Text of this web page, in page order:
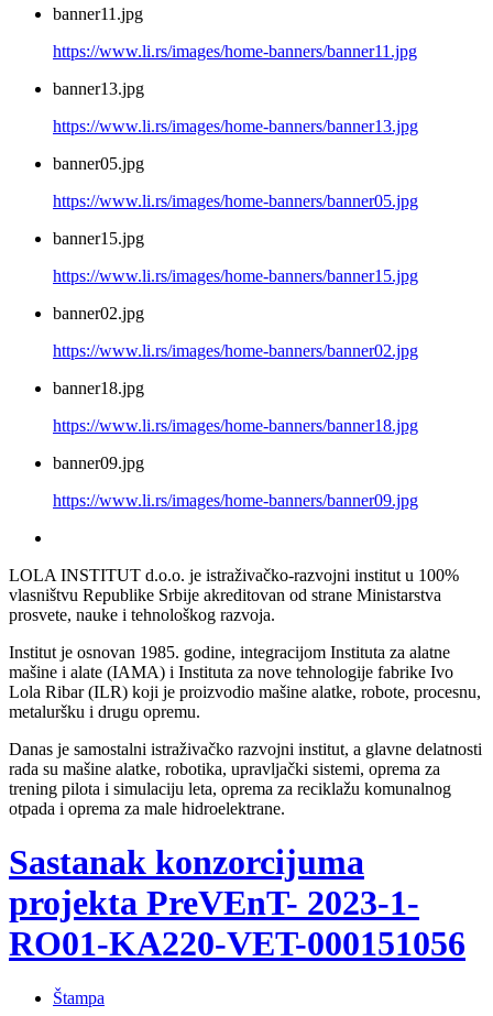
banner11.jpg
https://www.li.rs/images/home-banners/banner11.jpg
banner13.jpg
https://www.li.rs/images/home-banners/banner13.jpg
banner05.jpg
https://www.li.rs/images/home-banners/banner05.jpg
banner15.jpg
https://www.li.rs/images/home-banners/banner15.jpg
banner02.jpg
https://www.li.rs/images/home-banners/banner02.jpg
banner18.jpg
https://www.li.rs/images/home-banners/banner18.jpg
banner09.jpg
https://www.li.rs/images/home-banners/banner09.jpg
LOLA INSTITUT d.o.o. je istraživačko-razvojni institut u 100%
vlasništvu Republike Srbije akreditovan od strane Ministarstva
prosvete, nauke i tehnološkog razvoja.
Institut je osnovan 1985. godine, integracijom Instituta za alatne
mašine i alate (IAMA) i Instituta za nove tehnologije fabrike Ivo
Lola Ribar (ILR) koji je proizvodio mašine alatke, robote, procesnu,
metaluršku i drugu opremu.
Danas je samostalni istraživačko razvojni institut, a glavne delatnosti
rada su mašine alatke, robotika, upravljački sistemi, oprema za
trening pilota i simulaciju leta, oprema za reciklažu komunalnog
otpada i oprema za male hidroelektrane.
Sastanak konzorcijuma
projekta PreVEnT- 2023-1-
RO01-KA220-VET-000151056
Štampa